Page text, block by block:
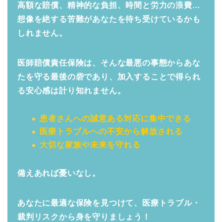
高額な賠償、精神的な負担、時間と労力の浪費…
想像を絶する苦難があなたを待ち受けているかも
しれません。
医師賠償責任保険は、そんな最悪の事態からあな
たを守る最後の砦であり、加入することで得られ
る安心感は計り知れません。
患者さんへの誠意ある対応に集中できる
医療トラブルへの不安から解放される
大切な家族や未来を守れる
備えあれば憂いなし。
あなたに最適な保険を見つけて、医療トラブル・
裁判リスクから身を守りましょう！